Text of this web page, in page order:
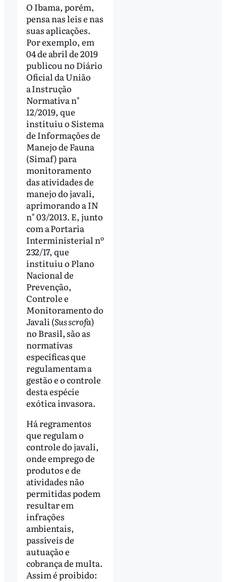
O Ibama, porém,
pensa nas leis e nas
suas aplicações.
Por exemplo, em
04 de abril de 2019
publicou no Diário
Oficial da União
a Instrução
Normativa n°
12/2019, que
instituiu o Sistema
de Informações de
Manejo de Fauna
(Simaf) para
monitoramento
das atividades de
manejo do javali,
aprimorando a IN
n° 03/2013. E, junto
com a Portaria
Interministerial nº
232/17, que
instituiu o Plano
Nacional de
Prevenção,
Controle e
Monitoramento do
Javali (Sus scrofa)
no Brasil, são as
normativas
específicas que
regulamentam a
gestão e o controle
desta espécie
exótica invasora.
Há regramentos
que regulam o
controle do javali,
onde emprego de
produtos e de
atividades não
permitidas podem
resultar em
infrações
ambientais,
passíveis de
autuação e
cobrança de multa.
Assim é proibido: